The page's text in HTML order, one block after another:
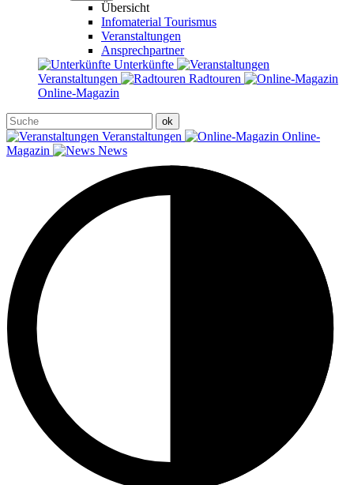
Übersicht
Infomaterial Tourismus
Veranstaltungen
Ansprechpartner
Unterkünfte
Veranstaltungen
Radtouren
Online-Magazin
Veranstaltungen
Online-
Magazin
News